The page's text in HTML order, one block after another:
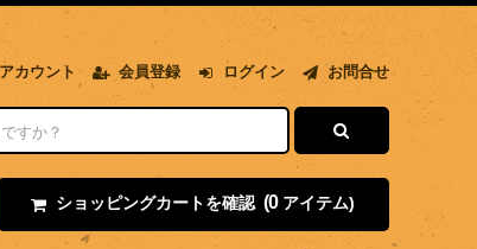
アカウント 会員登録 ログイン お問合せ
ショッピングカートを確認 (0 アイテム)